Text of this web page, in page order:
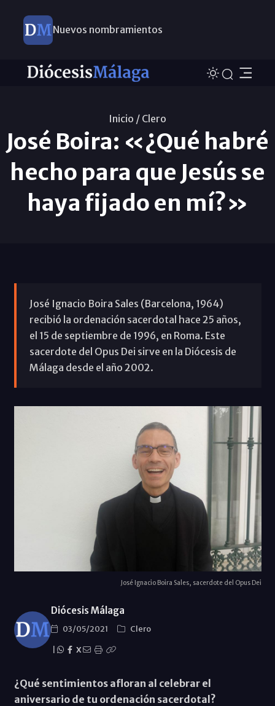
Nuevos nombramientos
Inicio / Clero
José Boira: «¿Qué habré
hecho para que Jesús se
haya fijado en mí?»
José Ignacio Boira Sales (Barcelona, 1964)
recibió la ordenación sacerdotal hace 25 años,
el 15 de septiembre de 1996, en Roma. Este
sacerdote del Opus Dei sirve en la Diócesis de
Málaga desde el año 2002.
José Ignacio Boira Sales, sacerdote del Opus Dei
Diócesis Málaga
03/05/2021
Clero
X
¿Qué sentimientos afloran al celebrar el
aniversario de tu ordenación sacerdotal?